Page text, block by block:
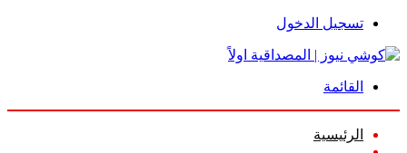
تسجيل الدخول
القائمة
الرئيسية